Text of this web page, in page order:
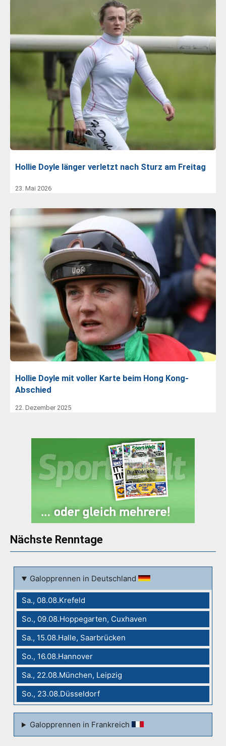
Hollie Doyle länger verletzt nach Sturz am Freitag
23. Mai 2026
Hollie Doyle mit voller Karte beim Hong Kong-
Abschied
22. Dezember 2025
Nächste Renntage
Galopprennen in Deutschland
Sa., 08.08.Krefeld
So., 09.08.Hoppegarten, Cuxhaven
Sa., 15.08.Halle, Saarbrücken
So., 16.08.Hannover
Sa., 22.08.München, Leipzig
So., 23.08.Düsseldorf
Galopprennen in Frankreich